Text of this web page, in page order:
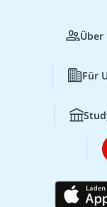
Über
Für